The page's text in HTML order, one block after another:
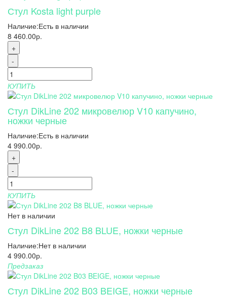
Стул Kosta light purple
Наличие:Есть в наличии
8 460.00р.
+
-
КУПИТЬ
Стул DikLine 202 микровелюр V10 капучино,
ножки черные
Наличие:Есть в наличии
4 990.00р.
+
-
КУПИТЬ
Нет в наличии
Стул DikLine 202 B8 BLUE, ножки черные
Наличие:Нет в наличии
4 990.00р.
Предзаказ
Стул DikLine 202 B03 BEIGE, ножки черные